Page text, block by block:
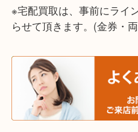
☆出張買取エリア☆